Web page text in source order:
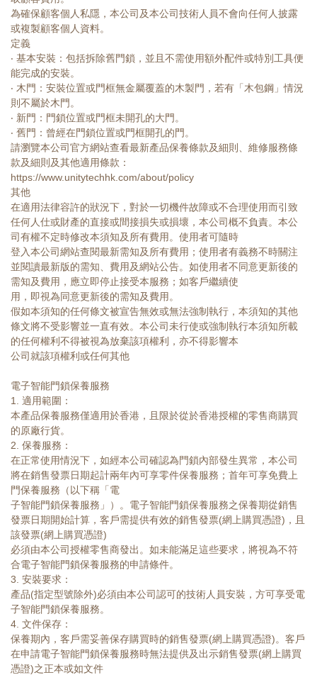
為確保顧客個人私隱，本公司及本公司技術人員不會向任何人披露
或複製顧客個人資料。
定義
‧ 基本安裝：包括拆除舊門鎖，並且不需使用額外配件或特別工具便
能完成的安裝。
‧ 木門：安裝位置或門框無金屬覆蓋的木製門，若有「木包鋼」情況
則不屬於木門。
‧ 新門：門鎖位置或門框未開孔的大門。
‧ 舊門：曾經在門鎖位置或門框開孔的門。
請瀏覽本公司官方網站查看最新產品保養條款及細則、維修服務條
款及細則及其他適用條款：
https://www.unitytechhk.com/about/policy
其他
在適用法律容許的狀況下，對於一切機件故障或不合理使用而引致
任何人仕或財產的直接或間接損失或損壞，本公司概不負責。本公
司有權不定時修改本須知及所有費用。使用者可隨時
登入本公司網站查閱最新需知及所有費用；使用者有義務不時關注
並閱讀最新版的需知、費用及網站公告。如使用者不同意更新後的
需知及費用，應立即停止接受本服務；如客戶繼續使
用，即視為同意更新後的需知及費用。
假如本須知的任何條文被宣告無效或無法強制執行，本須知的其他
條文將不受影響並一直有效。本公司未行使或強制執行本須知所載
的任何權利不得被視為放棄該項權利，亦不得影響本
公司就該項權利或任何其他
電子智能門鎖保養服務
1. 適用範圍：
本產品保養服務僅適用於香港，且限於從於香港授權的零售商購買
的原廠行貨。
2. 保養服務：
在正常使用情況下，如經本公司確認為門鎖內部發生異常，本公司
將在銷售發票日期起計兩年內可享零件保養服務；首年可享免費上
門保養服務（以下稱「電
子智能門鎖保養服務」）。電子智能門鎖保養服務之保養期從銷售
發票日期開始計算，客戶需提供有效的銷售發票(網上購買憑證)，且
該發票(網上購買憑證)
必須由本公司授權零售商發出。如未能滿足這些要求，將視為不符
合電子智能門鎖保養服務的申請條件。
3. 安裝要求：
產品(指定型號除外)必須由本公司認可的技術人員安裝，方可享受電
子智能門鎖保養服務。
4. 文件保存：
保養期內，客戶需妥善保存購買時的銷售發票(網上購買憑證)。客戶
在申請電子智能門鎖保養服務時無法提供及出示銷售發票(網上購買
憑證)之正本或如文件